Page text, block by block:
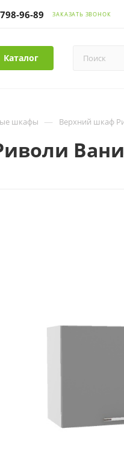
96-89 ЗАКАЗАТЬ ЗВОНОК
Каталог
шкафы — Верхний шкаф